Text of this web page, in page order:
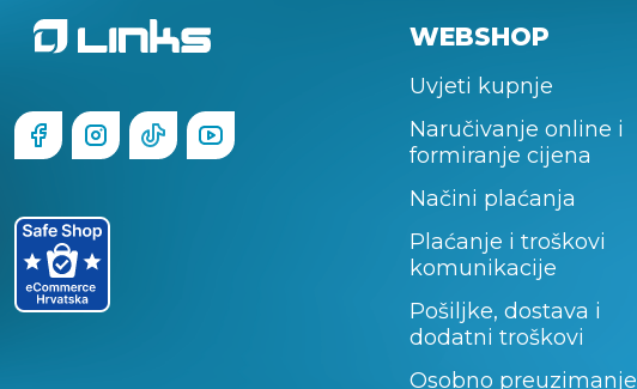
WEBSHOP
Uvjeti kupnje
Naručivanje online i
formiranje cijena
Načini plaćanja
Plaćanje i troškovi
komunikacije
Pošiljke, dostava i
dodatni troškovi
Osobno preuzimanje